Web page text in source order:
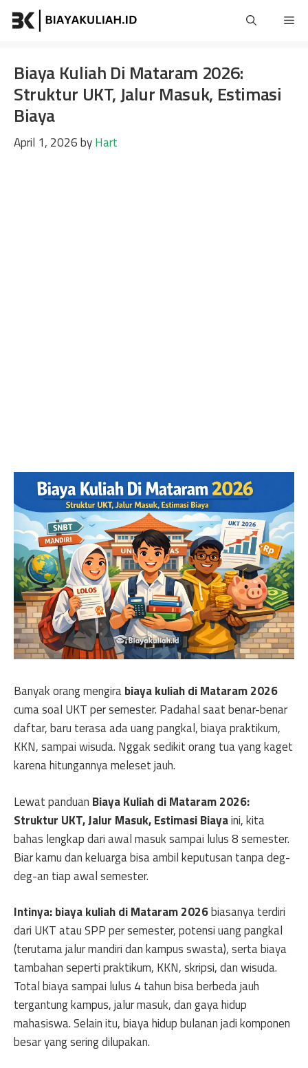
Skip
Biaya Kuliah Di Mataram 2026:
Struktur UKT, Jalur Masuk, Estimasi
Biaya
April 1, 2026byHart
Banyak orang mengirabiaya kuliah di Mataram 2026
cuma soal UKT per semester. Padahal saat benar-benar
daftar, baru terasa ada uang pangkal, biaya praktikum,
KKN, sampai wisuda. Nggak sedikit orang tua yang kaget
karena hitungannya meleset jauh.
Lewat panduan Biaya Kuliah di Mataram 2026:
Struktur UKT, Jalur Masuk, Estimasi Biayaini, kita
bahas lengkap dari awal masuk sampai lulus 8 semester.
Biar kamu dan keluarga bisa ambil keputusan tanpa deg-
deg-an tiap awal semester.
Intinya:biaya kuliah di Mataram 2026biasanya terdiri
dari UKT atau SPP per semester, potensi uang pangkal
(terutama jalur mandiri dan kampus swasta), serta biaya
tambahan seperti praktikum, KKN, skripsi, dan wisuda.
Total biaya sampai lulus 4 tahun bisa berbeda jauh
tergantung kampus, jalur masuk, dan gaya hidup
mahasiswa. Selain itu, biaya hidup bulanan jadi komponen
besar yang sering dilupakan.